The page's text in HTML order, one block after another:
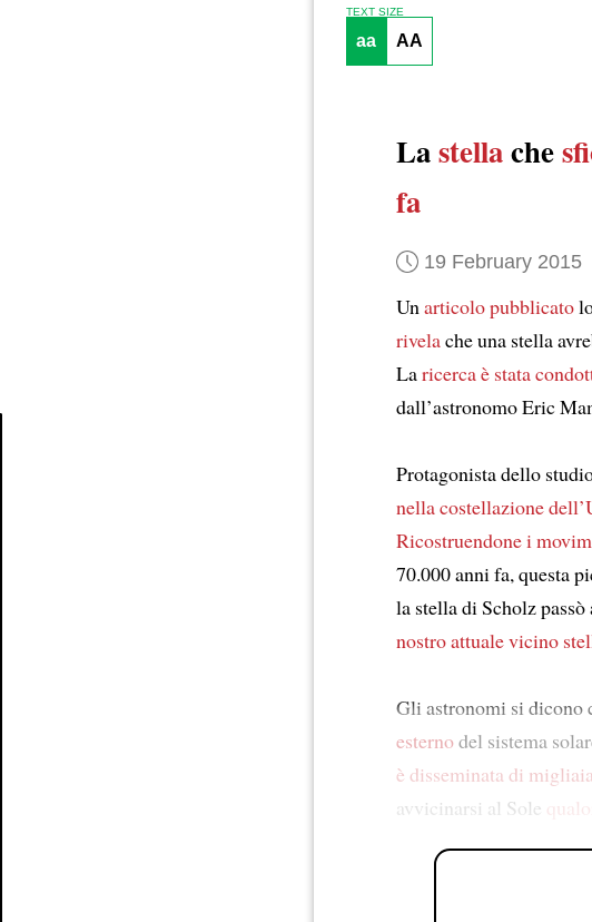
TEXT SIZE
aa AA
Lastellache
fa
19 February 2015
Unarticolopubblicato
rivelache una stella
Laricercaè stata
dall’astronomo Eric
Protagonista dello
nella costellazione
Ricostruendone i
70.000 anni fa, questa
la stella di Scholz
nostro attuale vicino
Gli astronomi si dicono
esternodel sistema
è disseminata di
avvicinarsi al Sole